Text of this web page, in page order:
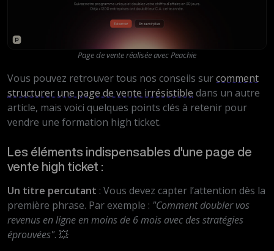
Page de vente réalisée avec Peachie
Vous pouvez retrouver tous nos conseils surcomment
structurer une page de vente irrésistible dans un autre
article, mais voici quelques points clés à retenir pour
vendre une formation high ticket.
Les éléments indispensables d'une page de
vente high ticket :
Un titre percutant : Vous devez capter l’attention dès la
première phrase. Par exemple : "Comment doubler vos
revenus en ligne en moins de 6 mois avec des stratégies
éprouvées". 💥